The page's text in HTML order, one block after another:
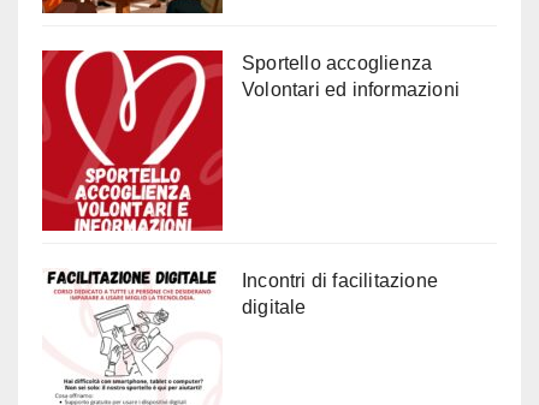
Sportello accoglienza
Volontari ed informazioni
Incontri di facilitazione
digitale